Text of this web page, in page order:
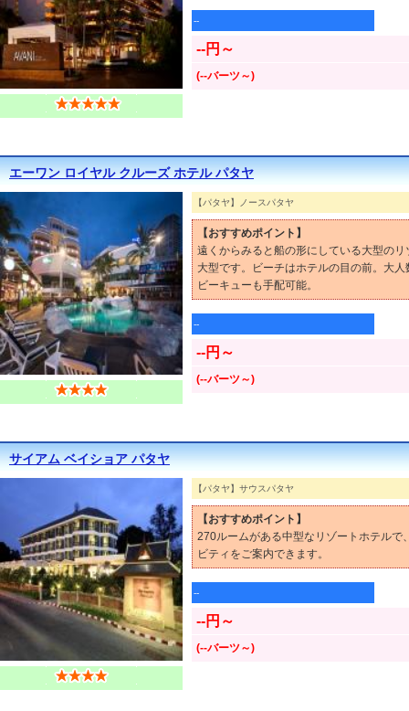
--
--円～
(--バーツ～)
エーワン ロイヤル クルーズ ホテル パタヤ
【パタヤ】ノースパタヤ
【おすすめポイント】
遠くからみると船の形にしている大型の
大型です。ビーチはホテルの目の前。大
ビーキューも手配可能。
--
--円～
(--バーツ～)
サイアム ベイショア パタヤ
【パタヤ】サウスパタヤ
【おすすめポイント】
270ルームがある中型なリゾートホテルで
ビティをご案内できます。
--
--円～
(--バーツ～)